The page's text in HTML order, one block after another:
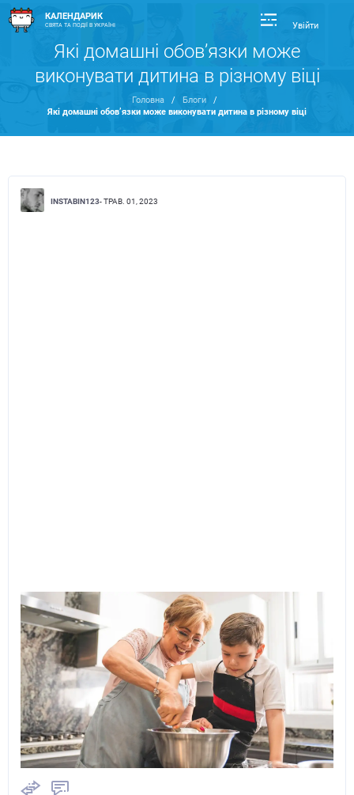
КАЛЕНДАРИК
СВЯТА ТА ПОДІЇ В УКРАЇНІ Увійти
Які домашні обов’язки може
виконувати дитина в різному віці
Головна / Блоги
/
Які домашні обов’язки може виконувати дитина в різному віці
INSTABIN123- ТРАВ. 01, 2023